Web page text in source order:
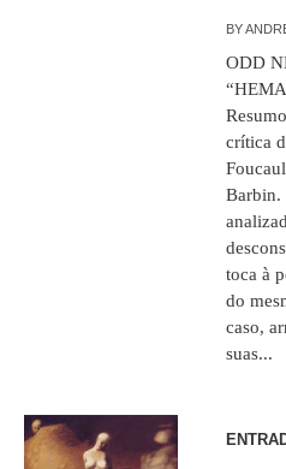
BY
ODD
crítica
Barbin.
toca à
do
caso,
suas...